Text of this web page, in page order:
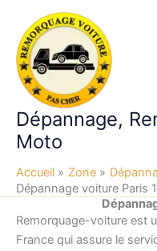
contenu
Dépannage,
Moto
Accueil Zone
Dépannage voiture Paris
Remorquage-voiture est
France qui assure le